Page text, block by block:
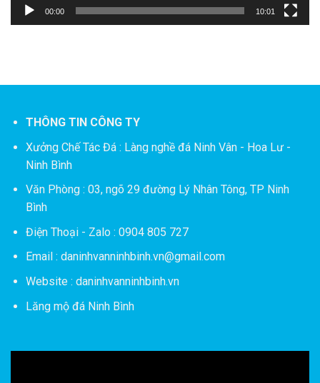
00:00 10:01
THÔNG TIN CÔNG TY
Xưởng Chế Tác Đá : Làng nghề đá Ninh Vân - Hoa Lư -
Ninh Bình
Văn Phòng : 03, ngõ 29 đường Lý Nhân Tông, TP Ninh
Bình
Điện Thoại - Zalo : 0904 805 727
Email : daninhvanninhbinh.vn@gmail.com
Website : daninhvanninhbinh.vn
Lăng mộ đá Ninh Bình